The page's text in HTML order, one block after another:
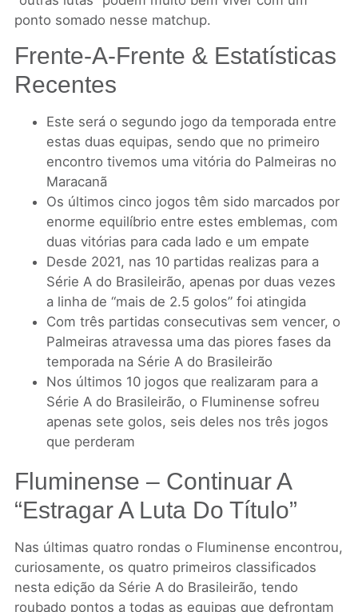
ponto somado nesse matchup.
Frente-A-Frente & Estatísticas
Recentes
Este será o segundo jogo da temporada entre
estas duas equipas, sendo que no primeiro
encontro tivemos uma vitória do Palmeiras no
Maracanã
Os últimos cinco jogos têm sido marcados por
enorme equilíbrio entre estes emblemas, com
duas vitórias para cada lado e um empate
Desde 2021, nas 10 partidas realizas para a
Série A do Brasileirão, apenas por duas vezes
a linha de “mais de 2.5 golos” foi atingida
Com três partidas consecutivas sem vencer, o
Palmeiras atravessa uma das piores fases da
temporada na Série A do Brasileirão
Nos últimos 10 jogos que realizaram para a
Série A do Brasileirão, o Fluminense sofreu
apenas sete golos, seis deles nos três jogos
que perderam
Fluminense – Continuar A
“estragar A Luta Do Título”
Nas últimas quatro rondas o Fluminense encontrou,
curiosamente, os quatro primeiros classificados
nesta edição da Série A do Brasileirão, tendo
roubado pontos a todas as equipas que defrontam